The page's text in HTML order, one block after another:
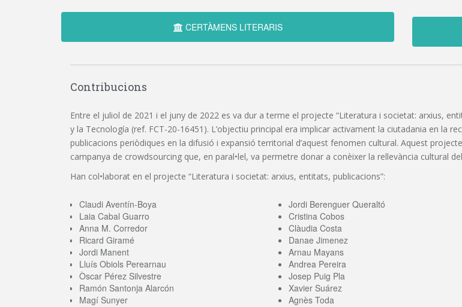
CERTÀMENS LITERARIS
Contribucions
Entre el juliol de 2021 i el juny de 2022 es va dur a terme el projecte “Literatura i societat: arxius,
y la Tecnología (ref. FCT-20-16451). L’objectiu principal era implicar activament la ciutadania en la
publicacions periòdiques en la difusió i expansió territorial d’aquest fenomen cultural. Aquest
campanya de crowdsourcing que, en paral•lel, va permetre donar a conèixer la rellevància cultural
Han col•laborat en el projecte “Literatura i societat: arxius, entitats, publicacions”:
Claudi Aventín-Boya Jordi Berenguer Queraltó
Laia Cabal Guarro
Cristina Cobos
Anna M. Corredor
Clàudia Costa
Ricard Giramé
Danae Jimenez
Jordi Manent
Arnau Mayans
Lluís Obiols Perearnau
Andrea Pereira
Òscar Pérez Silvestre
Josep Puig Pla
Ramón Santonja Alarcón
Xavier Suárez
Magí Sunyer
Agnès Toda